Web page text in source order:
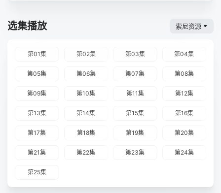
选集播放 索尼资源
第01集 第02集 第03集 第04集
第05集 第06集 第07集 第08集
第09集 第10集 第11集 第12集
第13集 第14集 第15集 第16集
第17集 第18集 第19集 第20集
第21集 第22集 第23集 第24集
第25集